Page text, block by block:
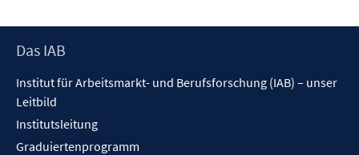
öffnen
Footer
Das IAB
Institut für Arbeitsmarkt- und Berufsforschung (IAB) – unser
Leitbild
Institutsleitung
Graduiertenprogramm